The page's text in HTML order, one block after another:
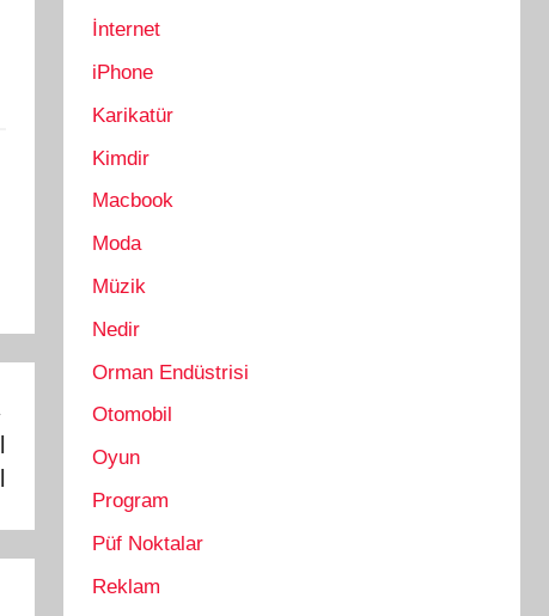
İnternet
iPhone
Karikatür
Kimdir
Macbook
Moda
Müzik
Nedir
Orman Endüstrisi
Otomobil
Oyun
Program
Püf Noktalar
Reklam